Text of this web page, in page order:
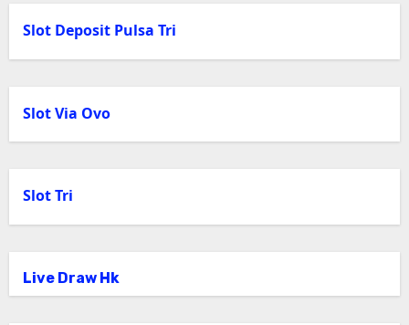
Slot Deposit Pulsa Tri
Slot Via Ovo
Slot Tri
Live Draw Hk